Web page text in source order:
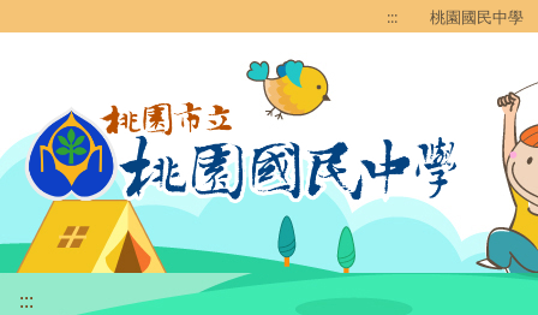
::: 桃園國民中學
:::